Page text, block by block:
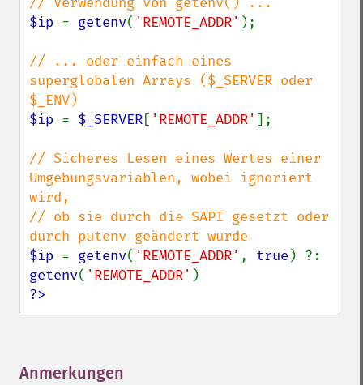
$ip = getenv( 'REMOTE_ADDR' );
// ... oder einfach eines
superglobalen Arrays ($_SERVER oder
$ip = $_SERVER[ 'REMOTE_ADDR' ];
// Sicheres Lesen eines Wertes einer
Umgebungsvariablen, wobei ignoriert
wird,
// ob sie durch die SAPI gesetzt oder
$ip = getenv( 'REMOTE_ADDR' , true
getenv( 'REMOTE_ADDR'
?>
Anmerkungen